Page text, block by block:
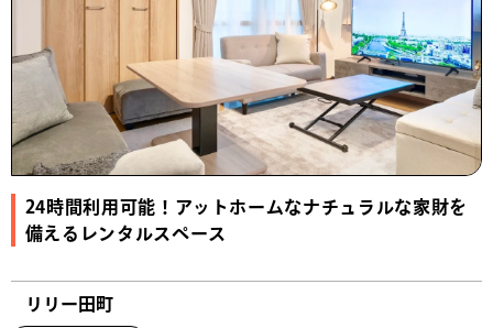
24時間利用可能！アットホームなナチュラルな家財を
備えるレンタルスペース
リリー田町